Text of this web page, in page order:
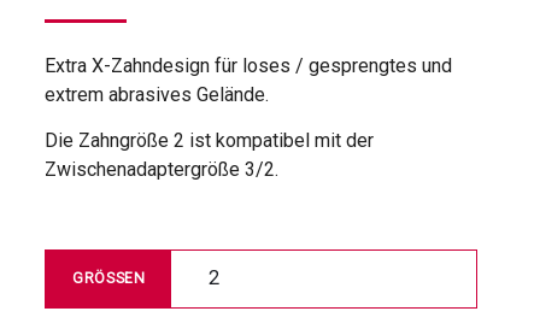
Extra X-Zahndesign für loses / gesprengtes und
extrem abrasives Gelände.
Die Zahngröße 2 ist kompatibel mit der
Zwischenadaptergröße 3/2.
GRÖSSEN 2